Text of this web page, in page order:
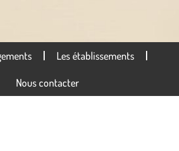
Les établissements
Nous contacter